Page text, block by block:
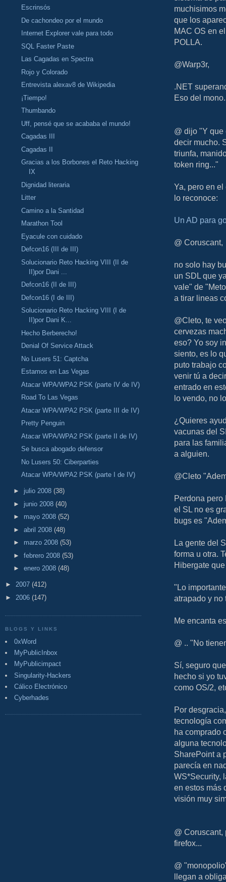
Escrinsós
De cachondeo por el mundo
Internet Explorer vale para todo
SQL Faster Paste
Las Cagadas en Spectra
Rojo y Colorado
Entrevista alexav8 de Wikipedia
¡Tiempo!
Thumbando
Uff, pensé que se acababa el mundo!
Cagadas III
Cagadas II
Gracias a los Borbones el Reto Hacking
IX
Dignidad literaria
Litter
Camino a la Santidad
Marathon Tool
Eyacule con cuidado
Defcon16 (III de III)
Solucionario Reto Hacking VIII (II de
II)por Dani ...
Defcon16 (II de III)
Defcon16 (I de III)
Solucionario Reto Hacking VIII (I de
II)por Dani K...
Hecho Berberecho!
Denial Of Service Attack
No Lusers 51: Captcha
Estamos en Las Vegas
Atacar WPA/WPA2 PSK (parte IV de IV)
Road To Las Vegas
Atacar WPA/WPA2 PSK (parte III de IV)
Pretty Penguin
Atacar WPA/WPA2 PSK (parte II de IV)
Se busca abogado defensor
No Lusers 50: Ciberparties
Atacar WPA/WPA2 PSK (parte I de IV)
► julio 2008 (38)
► junio 2008 (40)
► mayo 2008 (52)
► abril 2008 (48)
► marzo 2008 (53)
► febrero 2008 (53)
► enero 2008 (48)
► 2007 (412)
► 2006 (147)
BLOGS Y LINKS
0xWord
MyPublicInbox
MyPublicimpact
Singularity-Hackers
Cálico Electrónico
Cyberhades
muchisimos
que los
MAC OS en
POLLA.
@Warp3r,
.NET
Eso del
@ dijo "Y que
decir mucho.
triunfa,
token ring..."
Ya, pero en
lo reconoce:
Un AD para
@ Coruscant,
no solo hay
un SDL que
vale" de
a tirar lineas
@Cleto, te
cervezas
eso? Yo soy
siento, es lo
puto trabajo
venir tú a
entrado en
lo vendo, no
¿Quieres
vacunas del
para las
a alguien.
@Cleto
Perdona pero
el SL no es
bugs es
La gente del
forma u otra.
Hibergate
"Lo
atrapado y no
Me encanta
@ .. "No
Sí, seguro
hecho si yo
como OS/2,
Por
tecnología
ha comprado
alguna
SharePoint a
parecía en
WS*Security,
en estos más
visión muy
@
firefox...
@
llegan a